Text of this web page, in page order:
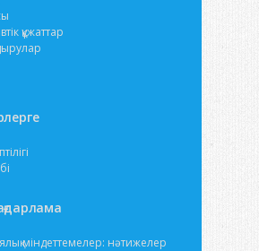
құжаттар
міндеттемелер: нәтижелер